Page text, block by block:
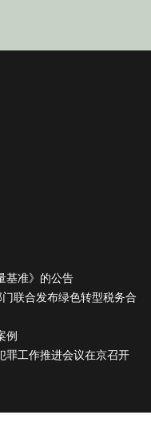
基准》的公告
联合发布绿色转型税务合
例
罪工作推进会议在京召开